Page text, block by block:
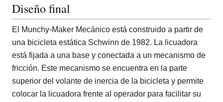
Diseño final
El Munchy-Maker Mecánico está construido a partir de
una bicicleta estática Schwinn de 1982. La licuadora
está fijada a una base y conectada a un mecanismo de
fricción. Este mecanismo se encuentra en la parte
superior del volante de inercia de la bicicleta y permite
colocar la licuadora frente al operador para facilitar su